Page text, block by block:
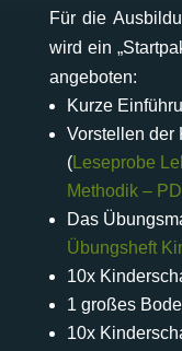
Für die
wird ein
angeboten:
Kurze
Vorstellen der
(Leseprobe
Methodik –
Das
Übungsheft
10x
1 großes
10x